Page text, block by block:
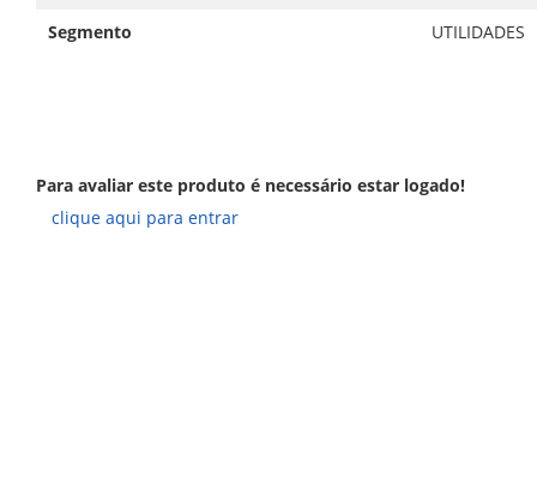
Segmento
UTILIDADES
Para avaliar este produto é necessário estar logado!
clique aqui para entrar